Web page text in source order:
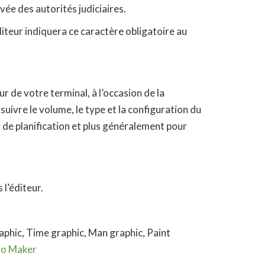
des autorités judiciaires.
indiquera ce caractère obligatoire au
de votre terminal, à l’occasion de la
le volume, le type et la configuration du
planification et plus généralement pour
Time graphic, Man graphic, Paint
Maker